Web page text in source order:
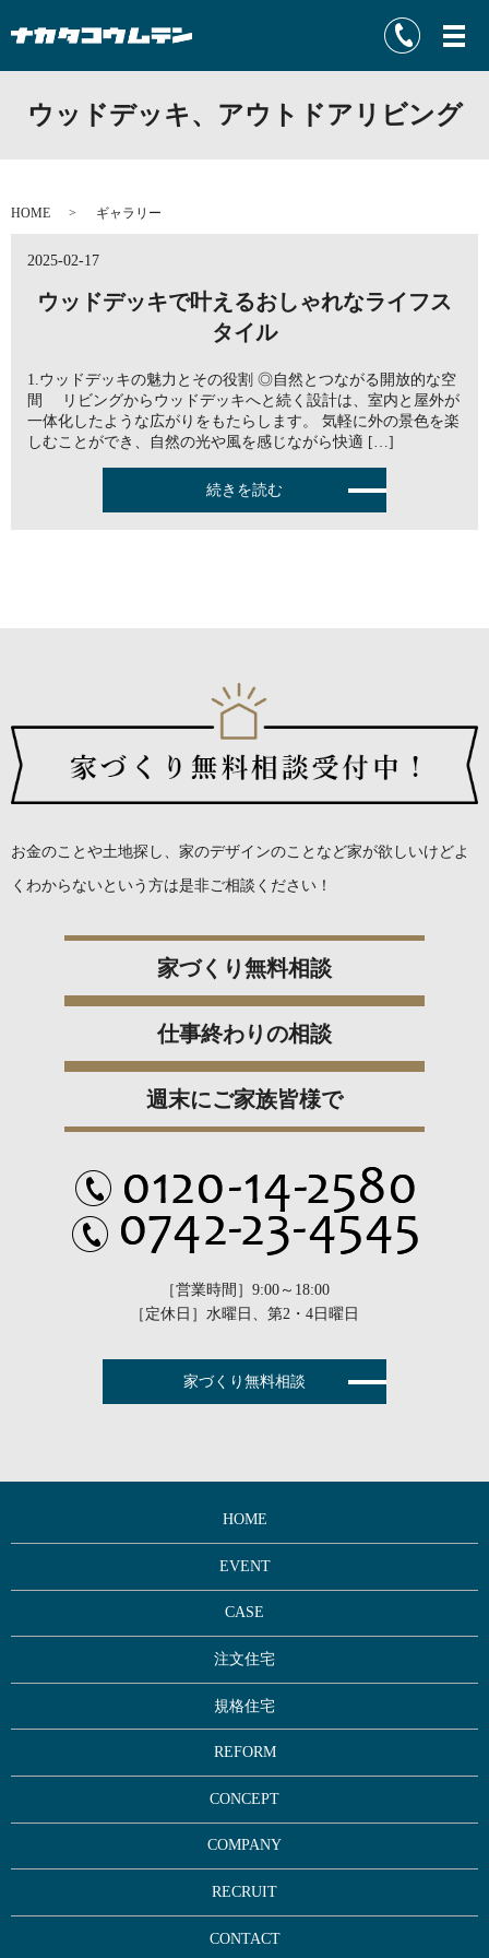
ウッドデッキ、アウトドアリビング
HOME ギャラリー
2025-02-17
ウッドデッキで叶えるおしゃれなライフス
タイル
1.ウッドデッキの魅力とその役割 ◎自然とつながる開放的な空
間 リビングからウッドデッキへと続く設計は、室内と屋外が
一体化したような広がりをもたらします。 気軽に外の景色を楽
しむことができ、自然の光や風を感じながら快適 […]
続きを読む
お金のことや土地探し、家のデザインのことなど家が欲しいけどよ
くわからないという方は是非ご相談ください！
家づくり無料相談
仕事終わりの相談
週末にご家族皆様で
［営業時間］9:00～18:00
［定休日］水曜日、第2・4日曜日
家づくり無料相談
HOME
EVENT
CASE
注文住宅
規格住宅
REFORM
CONCEPT
COMPANY
RECRUIT
CONTACT